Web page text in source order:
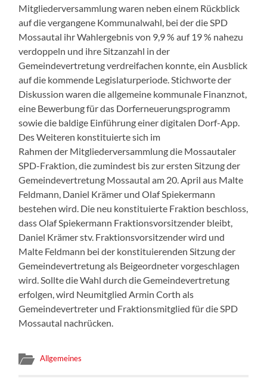
Mitgliederversammlung waren neben einem Rückblick
auf die vergangene Kommunalwahl, bei der die SPD
Mossautal ihr Wahlergebnis von 9,9 % auf 19 % nahezu
verdoppeln und ihre Sitzanzahl in der
Gemeindevertretung verdreifachen konnte, ein Ausblick
auf die kommende Legislaturperiode. Stichworte der
Diskussion waren die allgemeine kommunale Finanznot,
eine Bewerbung für das Dorferneuerungsprogramm
sowie die baldige Einführung einer digitalen Dorf-App.
Des Weiteren konstituierte sich im
Rahmen der Mitgliederversammlung die Mossautaler
SPD-Fraktion, die zumindest bis zur ersten Sitzung der
Gemeindevertretung Mossautal am 20. April aus Malte
Feldmann, Daniel Krämer und Olaf Spiekermann
bestehen wird. Die neu konstituierte Fraktion beschloss,
dass Olaf Spiekermann Fraktionsvorsitzender bleibt,
Daniel Krämer stv. Fraktionsvorsitzender wird und
Malte Feldmann bei der konstituierenden Sitzung der
Gemeindevertretung als Beigeordneter vorgeschlagen
wird. Sollte die Wahl durch die Gemeindevertretung
erfolgen, wird Neumitglied Armin Corth als
Gemeindevertreter und Fraktionsmitglied für die SPD
Mossautal nachrücken.
Allgemeines